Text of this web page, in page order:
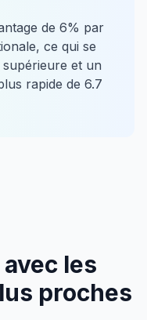
de 6% par
ce qui se
et un
rapide de 6.7
les
proches